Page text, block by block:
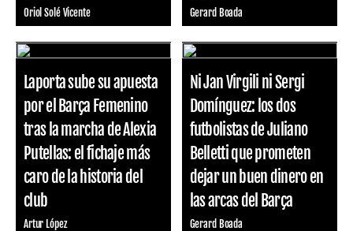
Oriol Solé Vicente Gerard Boada
Laporta sube su apuesta
por el Barça Femenino
tras la marcha de Alexia
Putellas: el fichaje más
caro de la historia del
club
Artur López
Ni Jan Virgili ni Sergi
Domínguez: los dos
futbolistas de Juliano
Belletti que prometen
dejar un buen dinero en
las arcas del Barça
Gerard Boada